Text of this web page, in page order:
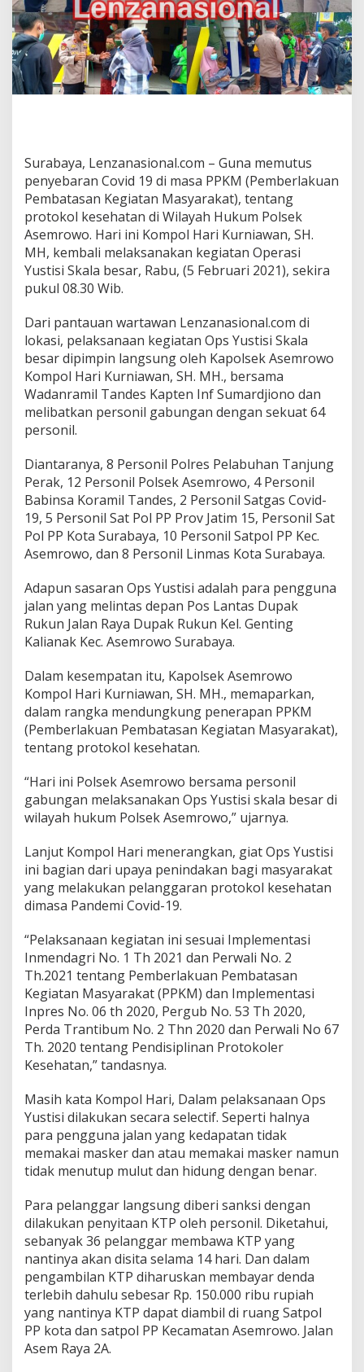
n
C
o
v
i
d
1
l
s
e
k
A
s
e
m
w
o
G
e
l
a
O
Y
u
t
i
s
i
a
l
a
B
a
r
Surabaya, Lenzanasional.com – Guna memutus
penyebaran Covid 19 di masa PPKM (Pemberlakuan
Pembatasan Kegiatan Masyarakat), tentang
protokol kesehatan di Wilayah Hukum Polsek
Asemrowo. Hari ini Kompol Hari Kurniawan, SH.
MH, kembali melaksanakan kegiatan Operasi
Yustisi Skala besar, Rabu, (5 Februari 2021), sekira
pukul 08.30 Wib.
Dari pantauan wartawan Lenzanasional.com di
lokasi, pelaksanaan kegiatan Ops Yustisi Skala
besar dipimpin langsung oleh Kapolsek Asemrowo
Kompol Hari Kurniawan, SH. MH., bersama
Wadanramil Tandes Kapten Inf Sumardjiono dan
melibatkan personil gabungan dengan sekuat 64
personil.
Diantaranya, 8 Personil Polres Pelabuhan Tanjung
Perak, 12 Personil Polsek Asemrowo, 4 Personil
Babinsa Koramil Tandes, 2 Personil Satgas Covid-
19, 5 Personil Sat Pol PP Prov Jatim 15, Personil Sat
Pol PP Kota Surabaya, 10 Personil Satpol PP Kec.
Asemrowo, dan 8 Personil Linmas Kota Surabaya.
Adapun sasaran Ops Yustisi adalah para pengguna
jalan yang melintas depan Pos Lantas Dupak
Rukun Jalan Raya Dupak Rukun Kel. Genting
Kalianak Kec. Asemrowo Surabaya.
Dalam kesempatan itu, Kapolsek Asemrowo
Kompol Hari Kurniawan, SH. MH., memaparkan,
dalam rangka mendungkung penerapan PPKM
(Pemberlakuan Pembatasan Kegiatan Masyarakat),
tentang protokol kesehatan.
“Hari ini Polsek Asemrowo bersama personil
gabungan melaksanakan Ops Yustisi skala besar di
wilayah hukum Polsek Asemrowo,” ujarnya.
Lanjut Kompol Hari menerangkan, giat Ops Yustisi
ini bagian dari upaya penindakan bagi masyarakat
yang melakukan pelanggaran protokol kesehatan
dimasa Pandemi Covid-19.
“Pelaksanaan kegiatan ini sesuai Implementasi
Inmendagri No. 1 Th 2021 dan Perwali No. 2
Th.2021 tentang Pemberlakuan Pembatasan
Kegiatan Masyarakat (PPKM) dan Implementasi
Inpres No. 06 th 2020, Pergub No. 53 Th 2020,
Perda Trantibum No. 2 Thn 2020 dan Perwali No 67
Th. 2020 tentang Pendisiplinan Protokoler
Kesehatan,” tandasnya.
Masih kata Kompol Hari, Dalam pelaksanaan Ops
Yustisi dilakukan secara selectif. Seperti halnya
para pengguna jalan yang kedapatan tidak
memakai masker dan atau memakai masker namun
tidak menutup mulut dan hidung dengan benar.
Para pelanggar langsung diberi sanksi dengan
dilakukan penyitaan KTP oleh personil. Diketahui,
sebanyak 36 pelanggar membawa KTP yang
nantinya akan disita selama 14 hari. Dan dalam
pengambilan KTP diharuskan membayar denda
terlebih dahulu sebesar Rp. 150.000 ribu rupiah
yang nantinya KTP dapat diambil di ruang Satpol
PP kota dan satpol PP Kecamatan Asemrowo. Jalan
Asem Raya 2A.